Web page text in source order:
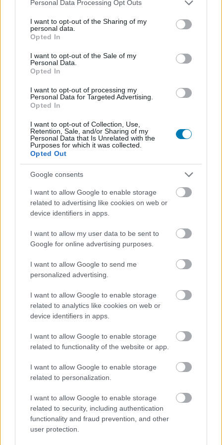
not limited to your visit or usage behaviour. You may click to
grant or deny consent to Google and its third-party tags to
use your data for below specified purposes in below Google
consent section.
Personal Data Processing Opt Outs
I want to opt-out of the Sharing of my
personal data.
Opted In
I want to opt-out of the Sale of my
Personal Data.
Opted In
I want to opt-out of processing my
Personal Data for Targeted Advertising.
Opted In
I want to opt-out of Collection, Use,
Retention, Sale, and/or Sharing of my
Personal Data that Is Unrelated with the
Purposes for which it was collected.
Opted Out
Google consents
I want to allow Google to enable storage
related to advertising like cookies on web or
device identifiers in apps.
I want to allow my user data to be sent to
Google for online advertising purposes.
I want to allow Google to send me
personalized advertising.
I want to allow Google to enable storage
related to analytics like cookies on web or
device identifiers in apps.
I want to allow Google to enable storage
related to functionality of the website or app.
I want to allow Google to enable storage
related to personalization.
I want to allow Google to enable storage
related to security, including authentication
functionality and fraud prevention, and other
user protection.
sorozat.
#call od duty: black ops
#call of duty: black ops 2
#treyarch
#activision
Platformok: PlayStation 4 PlayStation 5
Hozzászólások
Befutott a Pókember:
Vadonatúj nap új előzetese
2026 június 17. 21:09
Tom Holland Pókembere július 30-án tér vissza
a mozikba.
21.86%
a Sony, valamint a Marvel ezúttal sem siet mindent
elmagyarázni. Tom Holland Peter Parkere a Nincs hazaút
eseményei után évekkel tér vissza, egy olyan világban,